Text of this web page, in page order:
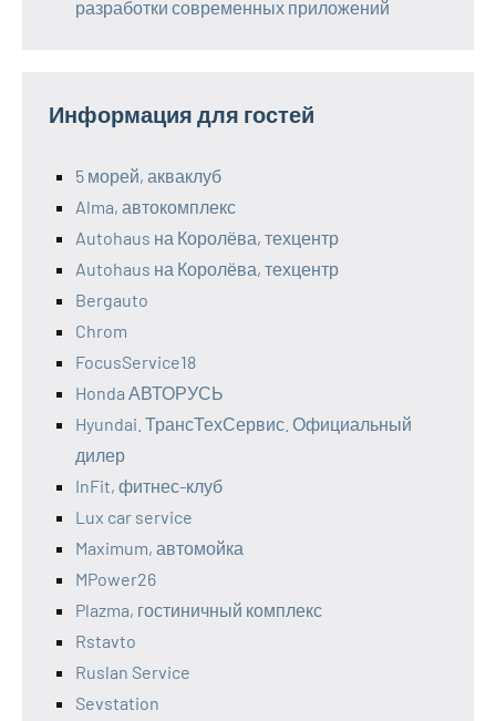
разработки современных приложений
Информация для гостей
5 морей, акваклуб
Alma, автокомплекс
Autohaus на Королёва, техцентр
Autohaus на Королёва, техцентр
Bergauto
Chrom
FocusService18
Honda АВТОРУСЬ
Hyundai. ТрансТехСервис. Официальный
дилер
InFit, фитнес-клуб
Lux car service
Maximum, автомойка
MPower26
Plazma, гостиничный комплекс
Rstavto
Ruslan Service
Sevstation